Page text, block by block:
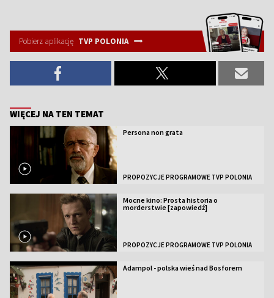
Pobierz aplikację TVP POLONIA
WIĘCEJ NA TEN TEMAT
Persona non grata
PROPOZYCJE PROGRAMOWE TVP POLONIA
Mocne kino: Prosta historia o
morderstwie [zapowiedź]
PROPOZYCJE PROGRAMOWE TVP POLONIA
Adampol - polska wieś nad Bosforem